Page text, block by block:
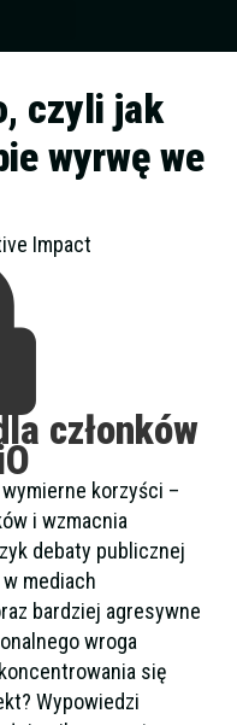
czyli jak
wyrwę we
Impact
członków
korzyści –
i wzmacnia
debaty publicznej
mediach
bardziej agresywne
wroga
się
Wypowiedzi